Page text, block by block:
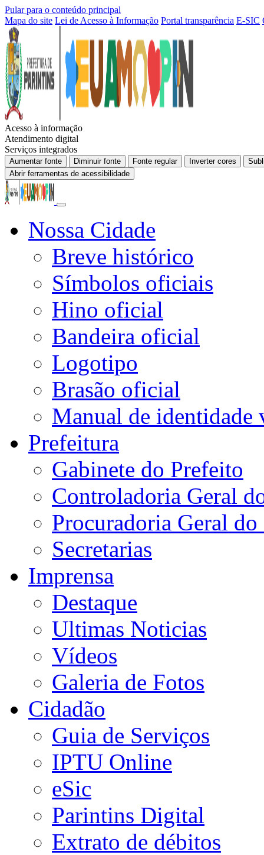
Pular para o conteúdo principal
Mapa do site Lei de Acesso à Informação Portal transparência E-SIC
Acesso à informação
Atendimento digital
Serviços integrados
Aumentar fonte Diminuir fonte Fonte regular Inverter cores
Abrir ferramentas de acessibilidade
Nossa Cidade
Breve histórico
Símbolos oficiais
Hino oficial
Bandeira oficial
Logotipo
Brasão oficial
Manual de identidade
Prefeitura
Gabinete do Prefeito
Controladoria Geral
Procuradoria Geral
Secretarias
Imprensa
Destaque
Ultimas Noticias
Vídeos
Galeria de Fotos
Cidadão
Guia de Serviços
IPTU Online
eSic
Parintins Digital
Extrato de débitos